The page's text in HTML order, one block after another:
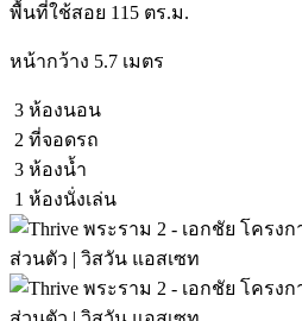
พื้นที่ใช้สอย 115 ตร.ม.
หน้ากว้าง 5.7 เมตร
3 ห้องนอน
2 ที่จอดรถ
3 ห้องน้ำ
1 ห้องนั่งเล่น